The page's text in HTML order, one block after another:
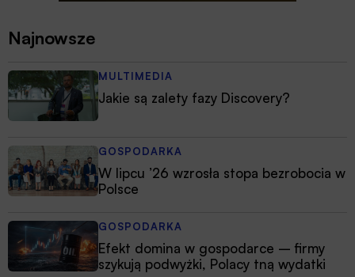
Najnowsze
MULTIMEDIA
Jakie są zalety fazy Discovery?
GOSPODARKA
W lipcu ’26 wzrosła stopa bezrobocia w
Polsce
GOSPODARKA
Efekt domina w gospodarce – firmy
szykują podwyżki, Polacy tną wydatki